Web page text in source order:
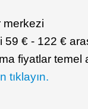
merkezi
59 € - 122 €
fiyatlar temel
tıklayın.